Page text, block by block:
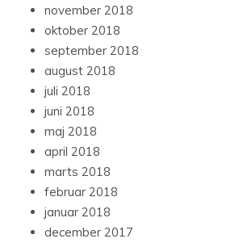
november 2018
oktober 2018
september 2018
august 2018
juli 2018
juni 2018
maj 2018
april 2018
marts 2018
februar 2018
januar 2018
december 2017